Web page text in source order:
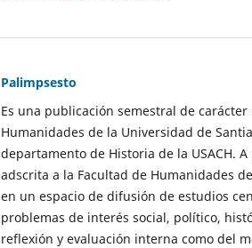
Palimpsesto
Es una publicación semestral de
Humanidades de la Universidad de
departamento de Historia de la USACH.
adscrita a la Facultad de Humanidades
en un espacio de difusión de estudios
problemas de interés social, político,
reflexión y evaluación interna como del